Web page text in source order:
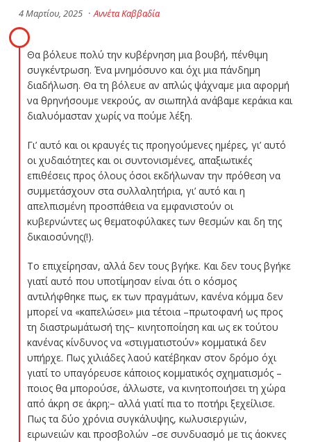
4 Μαρτίου, 2025 · Αννέτα Καββαδία
Θα βόλευε πολύ την κυβέρνηση μια βουβή, πένθιμη
συγκέντρωση. Ένα μνημόσυνο και όχι μια πάνδημη
διαδήλωση. Θα τη βόλευε αν απλώς ψάχναμε μια αφορμή
να θρηνήσουμε νεκρούς, αν σιωπηλά ανάβαμε κεράκια και
διαλυόμασταν χωρίς να πούμε λέξη.
Γι’ αυτό και οι κραυγές τις προηγούμενες ημέρες, γι’ αυτό
οι χυδαιότητες και οι συντονισμένες, απαξιωτικές
επιθέσεις προς όλους όσοι εκδήλωναν την πρόθεση να
συμμετάσχουν στα συλλαλητήρια, γι’ αυτό και η
απελπισμένη προσπάθεια να εμφανιστούν οι
κυβερνώντες ως θεματοφύλακες των θεσμών και δη της
δικαιοσύνης(!).
Το επιχείρησαν, αλλά δεν τους βγήκε. Και δεν τους βγήκε
γιατί αυτό που υποτίμησαν είναι ότι ο κόσμος
αντιλήφθηκε πως, εκ των πραγμάτων, κανένα κόμμα δεν
μπορεί να «καπελώσει» μια τέτοια –πρωτοφανή ως προς
τη διαστρωμάτωσή της− κινητοποίηση και ως εκ τούτου
κανένας κίνδυνος να «στιγματιστούν» κομματικά δεν
υπήρχε. Πως χιλιάδες λαού κατέβηκαν στον δρόμο όχι
γιατί το υπαγόρευσε κάποιος κομματικός σχηματισμός –
ποιος θα μπορούσε, άλλωστε, να κινητοποιήσει τη χώρα
από άκρη σε άκρη;− αλλά γιατί πια το ποτήρι ξεχείλισε.
Πως τα δύο χρόνια συγκάλυψης, κωλυσιεργιών,
ειρωνειών και προσβολών –σε συνδυασμό με τις άοκνες